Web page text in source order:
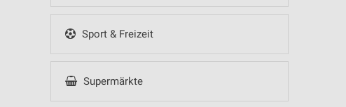
Sport & Freizeit
Supermärkte